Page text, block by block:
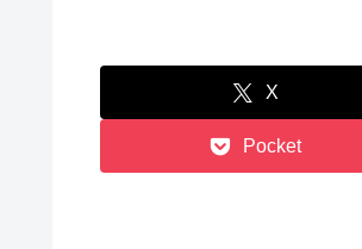
X
Pocket